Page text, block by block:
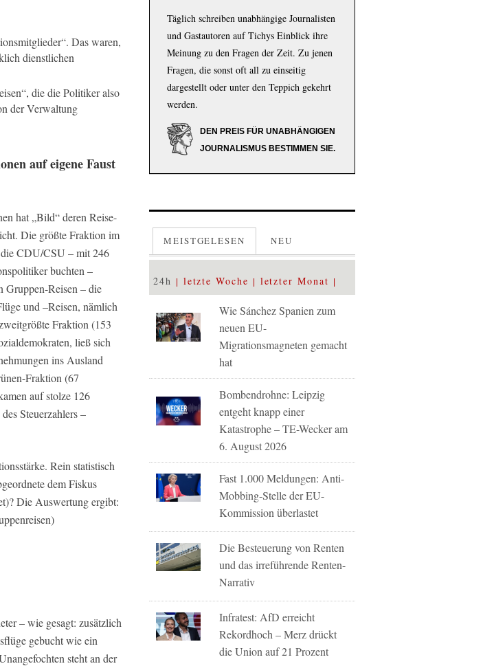
Das waren,
dienstlichen
die die Politiker also
der Verwaltung
auf eigene Faust
hat „Bild“ deren Reise-
Die größte Fraktion im
CDU/CSU – mit 246
buchten –
Gruppen-Reisen – die
und –Reisen, nämlich
Fraktion (153
ließ sich
ins Ausland
Fraktion (67
auf stolze 126
Steuerzahlers –
Rein statistisch
dem Fiskus
Die Auswertung ergibt:
– wie gesagt: zusätzlich
gebucht wie ein
steht an der
Täglich schreiben unabhängige Journalisten
und Gastautoren auf Tichys Einblick ihre
Meinung zu den Fragen der Zeit. Zu jenen
Fragen, die sonst oft all zu einseitig
dargestellt oder unter den Teppich gekehrt
werden.
DEN PREIS FÜR UNABHÄNGIGEN
JOURNALISMUS BESTIMMEN SIE.
MEISTGELESEN NEU
24h letzte Woche letzter Monat
Wie Sánchez Spanien zum
neuen EU-
Migrationsmagneten gemacht
hat
Bombendrohne: Leipzig
entgeht knapp einer
Katastrophe – TE-Wecker am
6. August 2026
Fast 1.000 Meldungen: Anti-
Mobbing-Stelle der EU-
Kommission überlastet
Die Besteuerung von Renten
und das irreführende Renten-
Narrativ
Infratest: AfD erreicht
Rekordhoch – Merz drückt
die Union auf 21 Prozent